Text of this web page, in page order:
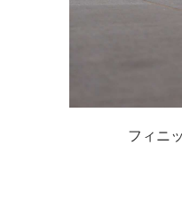
フィニ